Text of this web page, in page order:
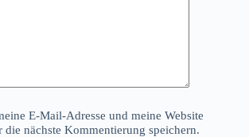
E-Mail-Adresse und meine Website
nächste Kommentierung speichern.